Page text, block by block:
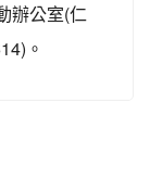
辦公室(仁
。